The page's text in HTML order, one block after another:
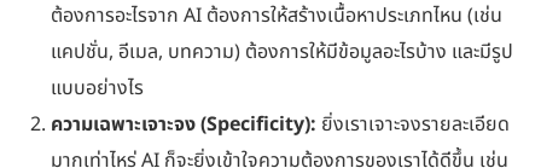
ต้องการอะไรจาก AI ต้องการให้สร้างเนื้อหาประเภทไหน (เช่น
แคปชั่น, อีเมล, บทความ) ต้องการให้มีข้อมูลอะไรบ้าง และมีรูป
แบบอย่างไร
ความเฉพาะเจาะจง (Specificity): ยิ่งเราเจาะจงรายละเอียด
มากเท่าไหร่ AI ก็จะยิ่งเข้าใจความต้องการของเราได้ดีขึ้น เช่น